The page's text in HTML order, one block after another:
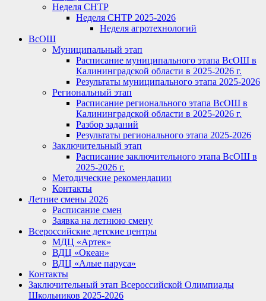
Неделя СНТР
Неделя СНТР 2025-2026
Неделя агротехнологий
ВсОШ
Муниципальный этап
Расписание муниципального этапа ВсОШ в
Калининградской области в 2025-2026 г.
Результаты муниципального этапа 2025-2026
Региональный этап
Расписание регионального этапа ВсОШ в
Калининградской области в 2025-2026 г.
Разбор заданий
Результаты регионального этапа 2025-2026
Заключительный этап
Расписание заключительного этапа ВсОШ в
2025-2026 г.
Методические рекомендации
Контакты
Летние смены 2026
Расписание смен
Заявка на летнюю смену
Всероссийские детские центры
МДЦ «Артек»
ВДЦ «Океан»
ВДЦ «Алые паруса»
Контакты
Заключительный этап Всероссийской Олимпиады
Школьников 2025-2026